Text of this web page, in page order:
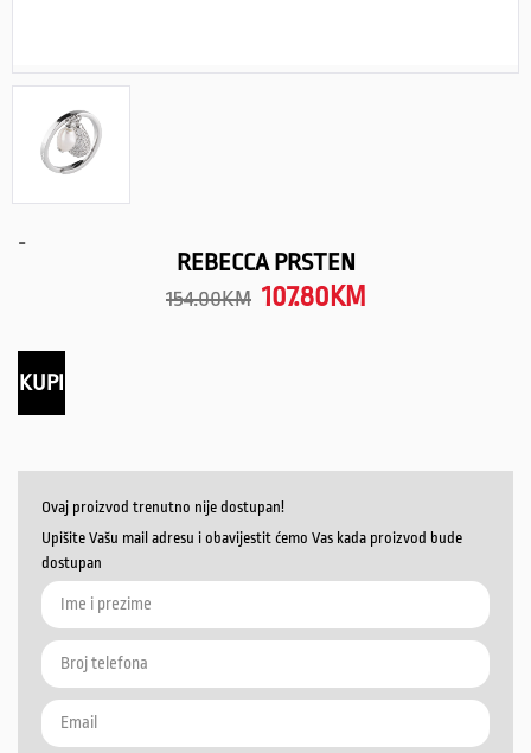
-
REBECCA PRSTEN
154.00KM 107.80 KM
KUPI
Ovaj proizvod trenutno nije dostupan!
Upišite Vašu mail adresu i obavijestit ćemo Vas kada proizvod bude
dostupan